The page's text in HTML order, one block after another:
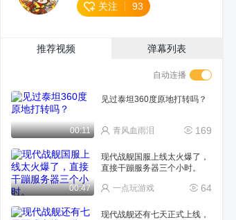
关注 93
推荐视频 弹幕列表
自动连播
00:11
见过泰坦360度原地打转吗？
169
青风血雨泪
00:47
现代战舰国服上线太火爆了，
直接干蹦服务器三个小时。
64
一点玩游戏
现代战舰还有七天正式上线，